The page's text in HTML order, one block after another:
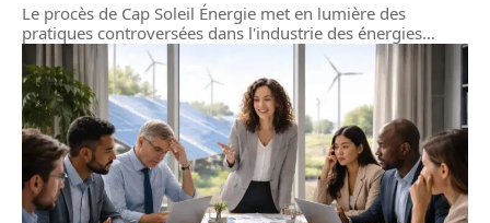
Le procès de Cap Soleil Énergie met en lumière des
pratiques controversées dans l'industrie des énergies…